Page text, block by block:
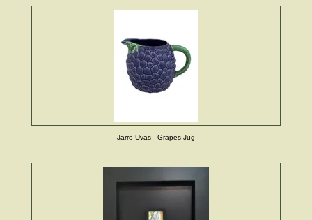
Jarro Uvas - Grapes Jug